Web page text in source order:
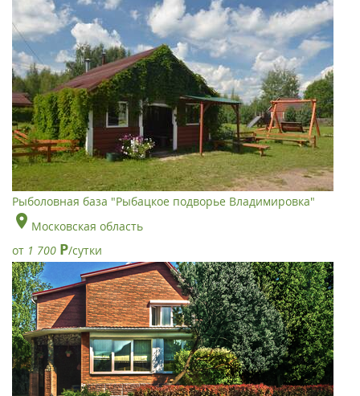
Рыболовная база "Рыбацкое подворье Владимировка"
Московская область
от 1 700 Р/сутки